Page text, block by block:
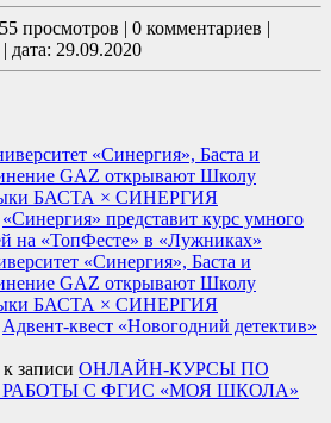
55 просмотров 0 комментариев
дата: 29.09.2020
«Синергия», Баста и
GAZ открывают Школу
БАСТА × СИНЕРГИЯ
«Синергия» представит курс умного
на «ТопФесте» в «Лужниках»
«Синергия», Баста и
GAZ открывают Школу
БАСТА × СИНЕРГИЯ
Адвент-квест «Новогодний детектив»
к записи ОНЛАЙН-КУРСЫ ПО
С ФГИС «МОЯ ШКОЛА»